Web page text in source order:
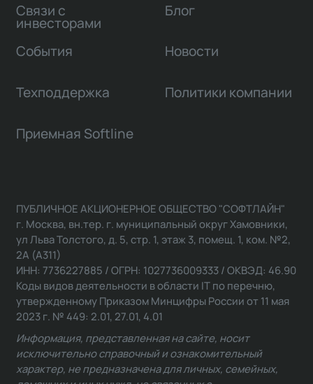
Связи с
инвесторами
Блог
События Новости
Техподдержка Политики компании
Приемная Softline
ПУБЛИЧНОЕ АКЦИОНЕРНОЕ ОБЩЕСТВО "СОФТЛАЙН"
г. Москва, вн.тер. г. муниципальный округ Хамовники,
ул Льва Толстого, д. 5, стр. 1, этаж 3, помещ. 1, ком. №2,
2А (А311)
ИНН: 7736227885 / ОГРН: 1027736009333 / ОКВЭД: 46.90
Коды видов деятельности в области IT по перечню,
утвержденному Приказом Минцифры России от 11 мая
2023 г. № 449: 2.01, 27.01, 4.01
Информация, представленная на сайте, носит
исключительно справочный и ознакомительный
характер, не предназначена для личных, семейных,